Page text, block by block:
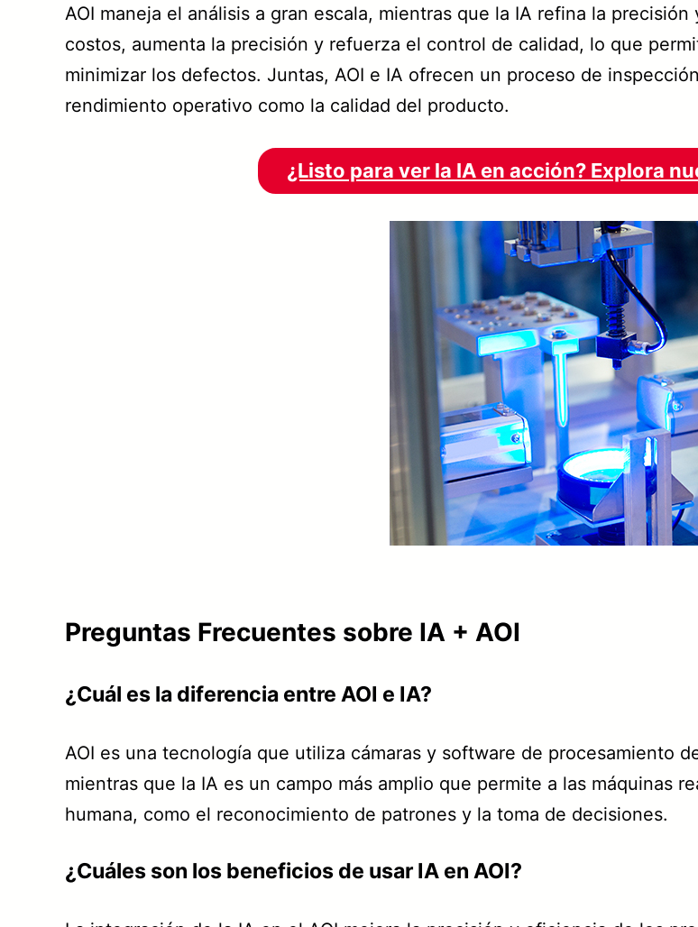
AOI maneja el análisis a gran escala, mientras que la IA refina la
costos, aumenta la precisión y refuerza el control de calidad, lo que
minimizar los defectos. Juntas, AOI e IA ofrecen un proceso de
rendimiento operativo como la calidad del producto.
¿Listo para ver la IA en acción? Explora
Preguntas Frecuentes sobre IA + AOI
¿Cuál es la diferencia entre AOI e IA?
AOI es una tecnología que utiliza cámaras y software de procesamiento
mientras que la IA es un campo más amplio que permite a las máquinas
humana, como el reconocimiento de patrones y la toma de decisiones.
¿Cuáles son los beneficios de usar IA en AOI?